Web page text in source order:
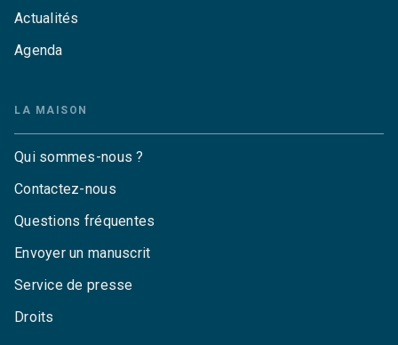
Actualités
Agenda
LA MAISON
Qui sommes-nous ?
Contactez-nous
Questions fréquentes
Envoyer un manuscrit
Service de presse
Droits